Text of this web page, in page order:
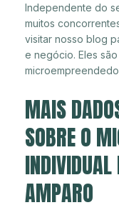
Independente do
muitos
visitar nosso blog
e negócio. Eles
MAIS
SOBRE O
INDIVIDUAL
AMPARO